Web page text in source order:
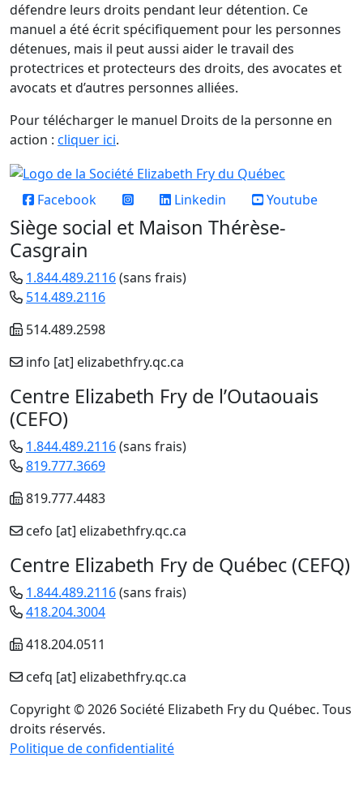
défendre leurs droits pendant leur détention. Ce
manuel a été écrit spécifiquement pour les personnes
détenues, mais il peut aussi aider le travail des
protectrices et protecteurs des droits, des avocates et
avocats et d’autres personnes alliées.
Pour télécharger le manuel Droits de la personne en
action : cliquer ici.
Réseaux sociaux
Facebook Linkedin Youtube
Siège social et Maison Thérèse-
Casgrain
1.844.489.2116(sans frais)
514.489.2116
514.489.2598
info [at] elizabethfry.qc.ca
Centre Elizabeth Fry de l’Outaouais
(CEFO)
1.844.489.2116(sans frais)
819.777.3669
819.777.4483
cefo [at] elizabethfry.qc.ca
Centre Elizabeth Fry de Québec (CEFQ)
1.844.489.2116(sans frais)
418.204.3004
418.204.0511
cefq [at] elizabethfry.qc.ca
Copyright © 2026 Société Elizabeth Fry du Québec. Tous
droits réservés.
Politique de confidentialité